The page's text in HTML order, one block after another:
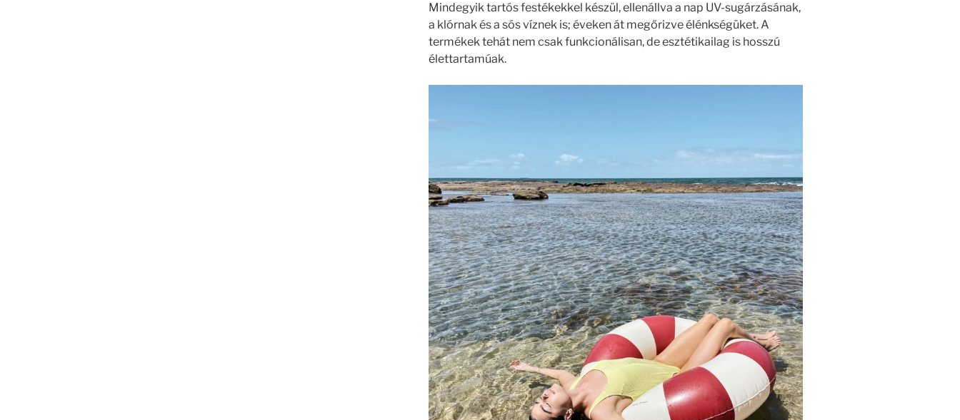
Mindegyik tartós festékekkel készül, ellenállva a nap UV-sugárzásának,
a klórnak és a sós víznek is; éveken át megőrizve élénkségüket. A
termékek tehát nem csak funkcionálisan, de esztétikailag is hosszú
élettartamúak.